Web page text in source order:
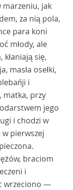
marzeniu, jak
za nią pola,
para koni
młody, ale
kłaniają się,
masła osełki,
i
matka, przy
jego
i chodzi w
w pierwszej
braciom
i
wrzeciono —